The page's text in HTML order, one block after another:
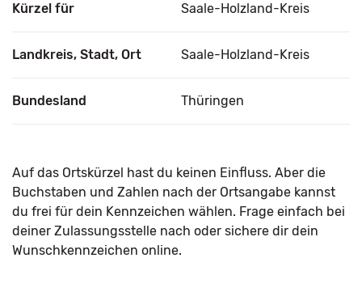
Kürzel für Saale-Holzland-Kreis
Landkreis, Stadt, Ort Saale-Holzland-Kreis
Bundesland Thüringen
Auf das Ortskürzel hast du keinen Einfluss. Aber die
Buchstaben und Zahlen nach der Ortsangabe kannst
du frei für dein Kennzeichen wählen. Frage einfach bei
deiner Zulassungsstelle nach oder sichere dir dein
Wunschkennzeichen online.